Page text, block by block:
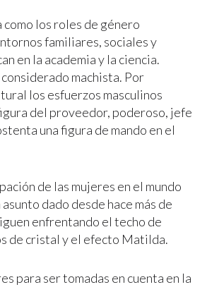
como los roles de género
familiares, sociales y
en la academia y la ciencia.
machista. Por
los esfuerzos masculinos
del proveedor, poderoso, jefe
una figura de mando en el
de las mujeres en el mundo
dado desde hace más de
enfrentando el techo de
de cristal y el efecto Matilda.
para ser tomadas en cuenta en la